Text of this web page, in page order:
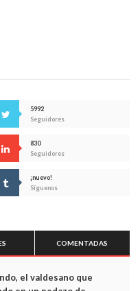
5992
Seguidores
830
Seguidores
¡nuevo!
Síguenos
COMENTADAS
el valdesano que